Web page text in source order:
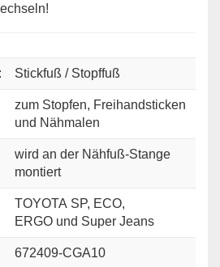
Stickfuß / Stopffuß
zum Stopfen, Freihandsticken
und Nähmalen
wird an der Nähfuß-Stange
montiert
TOYOTA SP, ECO,
ERGO und Super Jeans
672409-CGA10